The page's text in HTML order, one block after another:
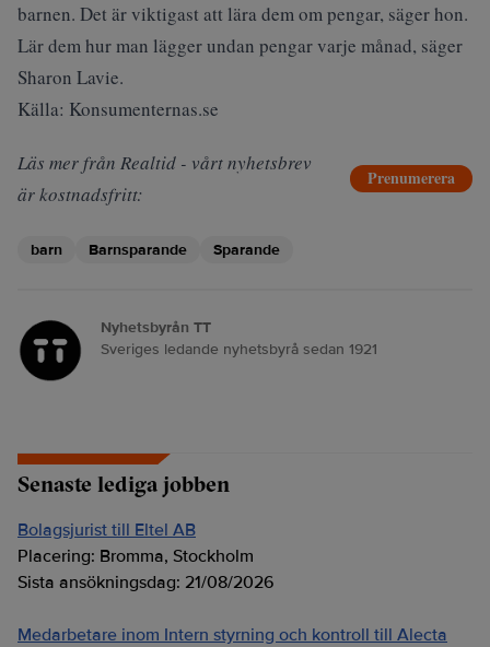
barnen. Det är viktigast att lära dem om pengar, säger hon.
Lär dem hur man lägger undan pengar varje månad, säger
Sharon Lavie.
Källa: Konsumenternas.se
Läs mer från Realtid - vårt nyhetsbrev
är kostnadsfritt:
Prenumerera
barn Barnsparande Sparande
Nyhetsbyrån TT
Sveriges ledande nyhetsbyrå sedan 1921
Senaste lediga jobben
Bolagsjurist till Eltel AB
Placering: Bromma, Stockholm
Sista ansökningsdag: 21/08/2026
Medarbetare inom Intern styrning och kontroll till Alecta